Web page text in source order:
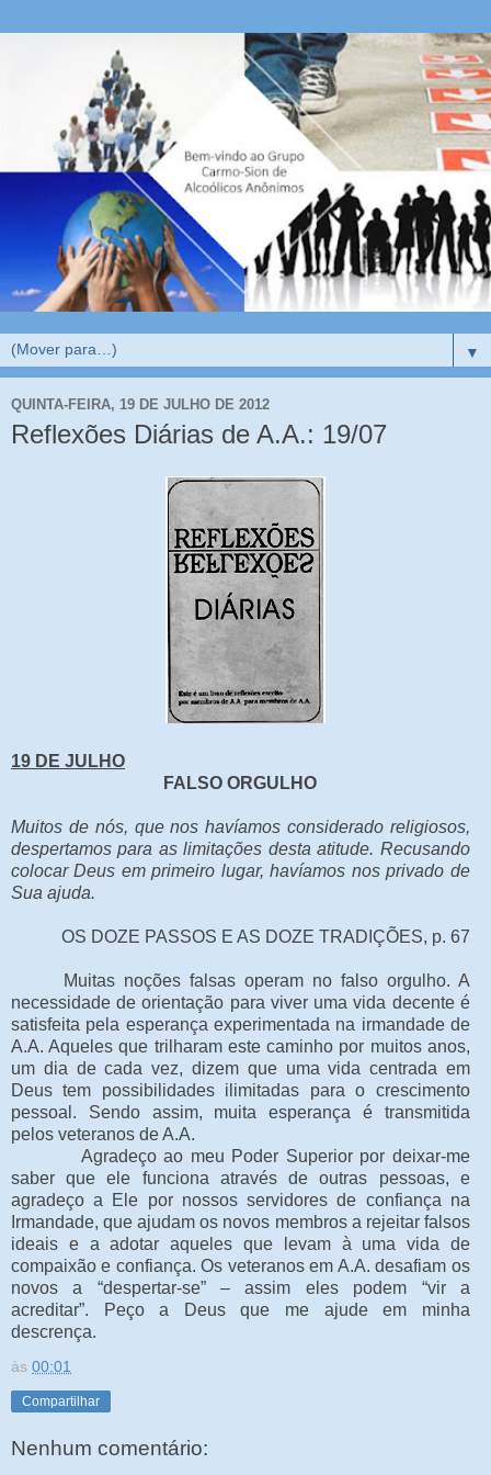
▼
QUINTA-FEIRA, 19 DE JULHO DE 2012
Reflexões Diárias de A.A.: 19/07
19 DE JULHO
FALSO ORGULHO
Muitos de nós, que nos havíamos considerado religiosos,
despertamos para as limitações desta atitude. Recusando
colocar Deus em primeiro lugar, havíamos nos privado de
Sua ajuda.
OS DOZE PASSOS E AS DOZE TRADIÇÕES, p. 67
Muitas noções falsas operam no falso orgulho. A
necessidade de orientação para viver uma vida decente é
satisfeita pela esperança experimentada na irmandade de
A.A. Aqueles que trilharam este caminho por muitos anos,
um dia de cada vez, dizem que uma vida centrada em
Deus tem possibilidades ilimitadas para o crescimento
pessoal. Sendo assim, muita esperança é transmitida
pelos veteranos de A.A.
Agradeço ao meu Poder Superior por deixar-me
saber que ele funciona através de outras pessoas, e
agradeço a Ele por nossos servidores de confiança na
Irmandade, que ajudam os novos membros a rejeitar falsos
ideais e a adotar aqueles que levam à uma vida de
compaixão e confiança. Os veteranos em A.A. desafiam os
novos a “despertar-se” – assim eles podem “vir a
acreditar”. Peço a Deus que me ajude em minha
descrença.
às 00:01
Compartilhar
Nenhum comentário: